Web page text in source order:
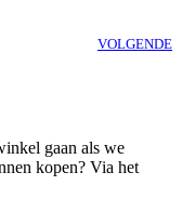
VOLGENDE
gaan als we
kopen? Via het